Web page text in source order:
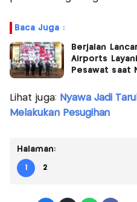
Baca Juga :
Berjalan
Airports
Pesawat saat
Lihat juga: Nyawa Jadi
Melakukan Pesugihan
Halaman:
1 2